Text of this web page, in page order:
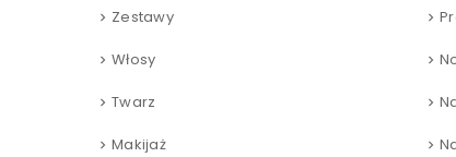
Zestawy
Włosy
Twarz
Makijaż